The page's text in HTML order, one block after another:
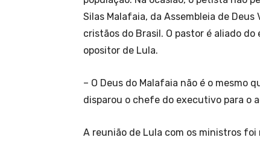
Silas Malafaia, da Assembleia de
cristãos do Brasil. O pastor é aliado
opositor de Lula.
– O Deus do Malafaia não é o mesmo
disparou o chefe do executivo para o
A reunião de Lula com os ministros